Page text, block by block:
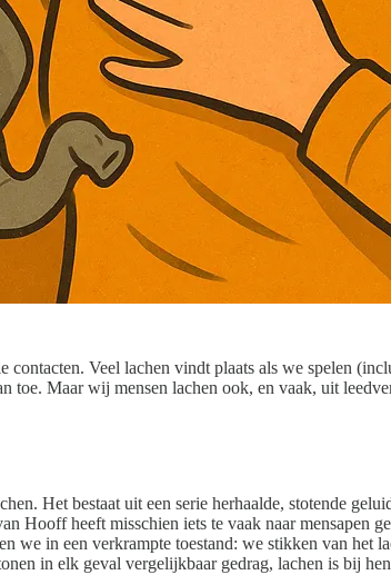
Veel lachen vindt plaats als we spelen
toe. Maar wij mensen lachen ook, en vaak, uit
Het bestaat uit een serie herhaalde, stotende
Hooff heeft misschien iets te vaak naar mensapen
we in een verkrampte toestand: we stikken van het
in elk geval vergelijkbaar gedrag, lachen is bij